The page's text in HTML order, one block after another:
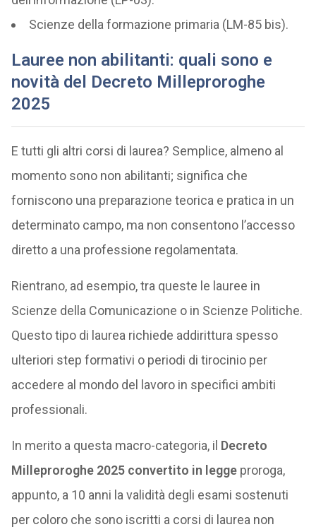
Scienze della formazione primaria (LM-85 bis).
Lauree non abilitanti: quali sono e
novità del Decreto Milleproroghe
2025
E tutti gli altri corsi di laurea? Semplice, almeno al
momento sono non abilitanti; significa che
forniscono una preparazione teorica e pratica in un
determinato campo, ma non consentono l’accesso
diretto a una professione regolamentata.
Rientrano, ad esempio, tra queste le lauree in
Scienze della Comunicazione o in Scienze Politiche.
Questo tipo di laurea richiede addirittura spesso
ulteriori step formativi o periodi di tirocinio per
accedere al mondo del lavoro in specifici ambiti
professionali.
In merito a questa macro-categoria, il Decreto
Milleproroghe 2025 convertito in leggeproroga,
appunto, a 10 anni la validità degli esami sostenuti
per coloro che sono iscritti a corsi di laurea non